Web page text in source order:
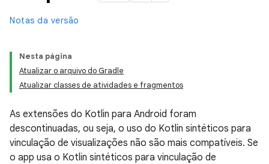
Notas da versão
Nesta página
Atualizar o arquivo do Gradle
Atualizar classes de atividades e fragmentos
As extensões do Kotlin para Android foram
descontinuadas, ou seja, o uso do Kotlin sintéticos para
vinculação de visualizações não são mais compatíveis. Se
o app usa o Kotlin sintéticos para vinculação de